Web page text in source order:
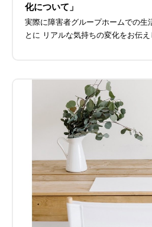
化について」
実際に障害者グループホームでの生
とに リアルな気持ちの変化をお伝え